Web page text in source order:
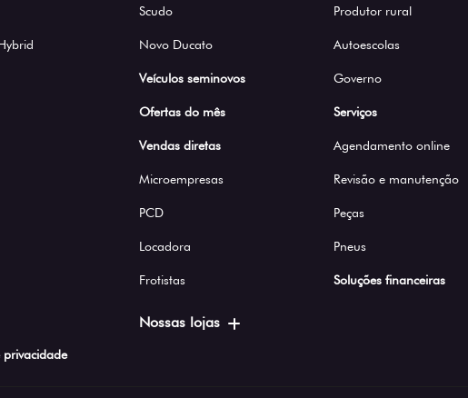
Scudo
Novo Ducato
Veículos seminovos
Ofertas do mês
Vendas diretas
Microempresas
PCD
Locadora
Frotistas
Produtor rural
Autoescolas
Governo
Serviços
Agendamento online
Revisão e manutenção
Peças
Pneus
Soluções financeiras
privacidade
Nossas lojas